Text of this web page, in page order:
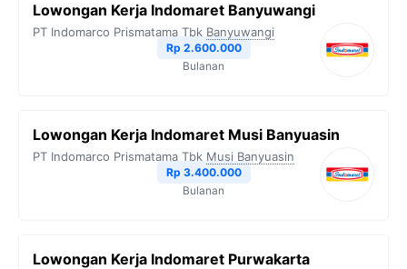
o
e
r
A
i
n
k
Lowongan Kerja Indomaret Banyuwangi
PT Indomarco Prismatama Tbk Banyuwangi
Rp 2.600.000
Bulanan
Lowongan Kerja Indomaret Musi Banyuasin
PT Indomarco Prismatama Tbk Musi Banyuasin
Rp 3.400.000
Bulanan
Lowongan Kerja Indomaret Purwakarta